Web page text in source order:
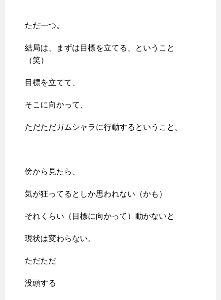
ただ一つ。
結局は、まずは目標を立てる、ということ
（笑）
目標を立てて、
そこに向かって、
ただただガムシャラに行動するということ。
傍から見たら、
気が狂ってるとしか思われない（かも）
それくらい（目標に向かって）動かないと
現状は変わらない。
ただただ
没頭する